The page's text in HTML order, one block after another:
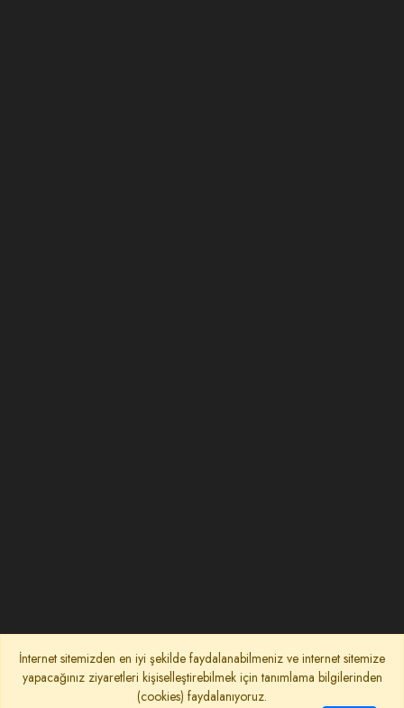
İnternet sitemizden en iyi şekilde faydalanabilmeniz ve internet sitemize
yapacağınız ziyaretleri kişiselleştirebilmek için tanımlama bilgilerinden
(cookies) faydalanıyoruz.